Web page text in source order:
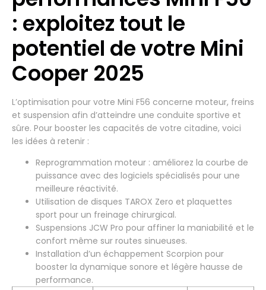
: exploitez tout le
potentiel de votre Mini
Cooper 2025
L’optimisation pour votre Mini F56 concerne moteur, freins
et suspension afin d’atteindre une conduite sportive et
sûre. Pour booster les capacités de votre citadine, voici
les idées à retenir :
Reprogrammation moteur : améliorez la courbe de
puissance avec des logiciels spécialisés pour une
meilleure réactivité.
Utilisation de disques TAROX Zero et plaquettes
sport pour un freinage chirurgical.
Suspensions JCW Pro pour affiner la maniabilité et le
confort même sur routes sinueuses.
Installation d’un échappement Scorpion pour
booster la dynamique sonore et légère hausse de
performance.